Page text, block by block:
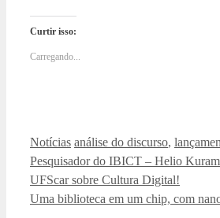
Curtir isso:
Carregando...
Categorias
Notícias Tags
análise do discurso,
Pesquisador do IBICT – Helio
UFScar sobre Cultura Digital!
Uma biblioteca em um chip, com